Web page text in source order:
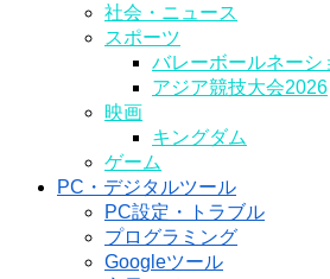
社会・ニュース
スポーツ
バレーボールネーシ
アジア競技大会2026
映画
キングダム
ゲーム
PC・デジタルツール
PC設定・トラブル
プログラミング
Googleツール